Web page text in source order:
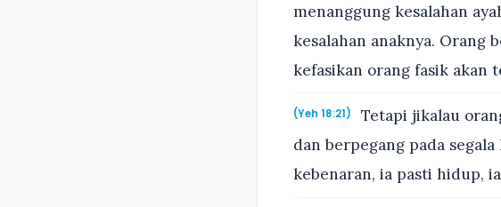
menanggung kesalahan
kesalahan anaknya. Orang
kefasikan orang fasik akan
(Yeh 18:21)
Tetapi jikalau
dan berpegang pada
kebenaran, ia pasti hidup,